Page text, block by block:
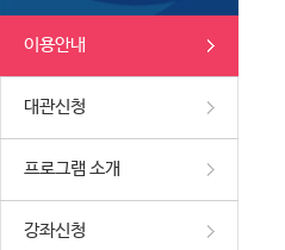
이용안내
대관신청
프로그램 소개
강좌신청